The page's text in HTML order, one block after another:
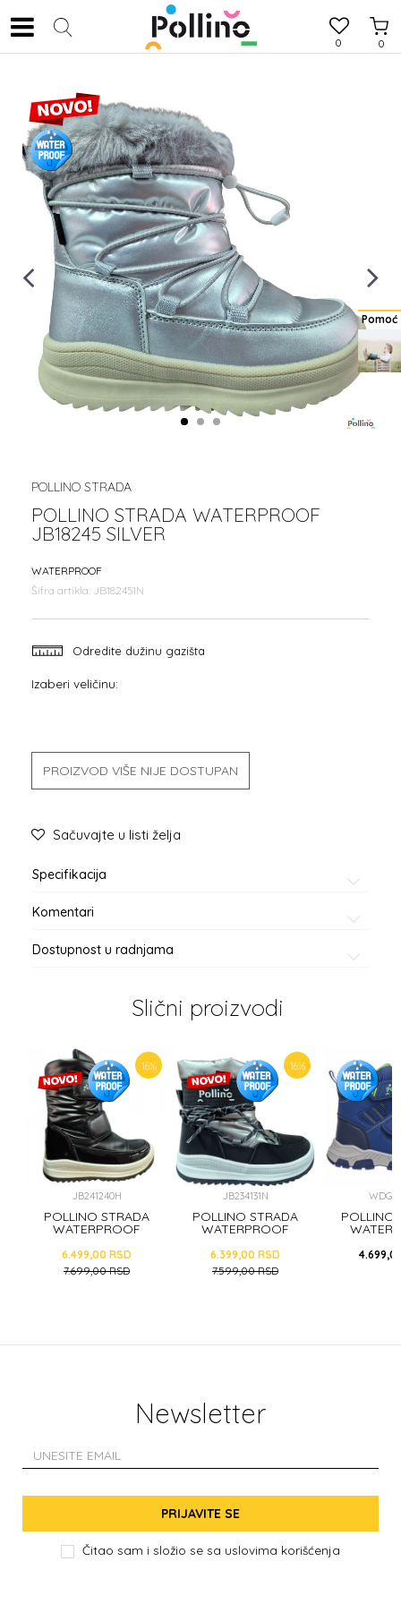
0
0
1 2 3
POLLINO STRADA
POLLINO STRADA WATERPROOF
JB18245 SILVER
WATERPROOF
Šifra artikla: JB182451N
Odredite dužinu gazišta
Izaberi veličinu:
PROIZVOD VIŠE NIJE DOSTUPAN
Sačuvajte u listi želja
Specifikacija
Komentari
Dostupnost u radnjama
Slični proizvodi
16%
JB241240H
POLLINO STRADA
WATERPROOF
6.499,00 RSD
7.699,00RSD
16%
JB234131N
POLLINO STRADA
WATERPROOF
6.399,00 RSD
7.599,00RSD
POLLINO
Pomoć
Newsletter
PRIJAVITE SE
Čitao sam i složio se sa uslovima korišćenja